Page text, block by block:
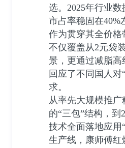
选。2025年行业
市占率稳固在40%
作为贯穿其全价格
不仅覆盖从2元袋
景，更通过减脂
回应了不同国人
求。
从率先大规模推
的“三包”结构，到
技术全面落地应用
生产线，康师傅红